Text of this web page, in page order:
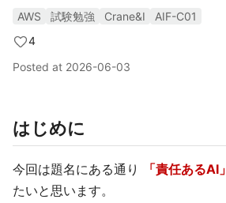
AWS 試験勉強 Crane&I
AIF-C01
4
Posted at 2026-06-03
はじめに
今回は題名にある通り 「責任あるAI」
たいと思います。